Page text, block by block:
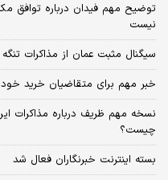
نیست
سیگنال‌ مثبت عمان از مذاکرات
خبر مهم برای متقاضیان خرید خودرو/ این
نسخه‌ مهم ظریف درباره مذاکرات
چیست؟
بسته اینترنت خبرنگاران فعال شد